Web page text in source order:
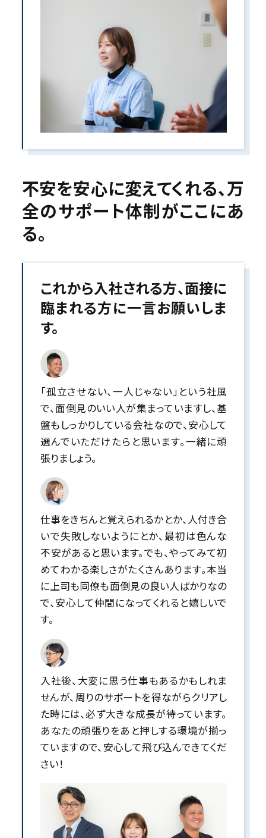
不安を安心に変えてくれる、万
全のサポート体制がここにあ
る。
これから入社される方、面接に
臨まれる方に一言お願いしま
す。
「孤立させない、一人じゃない」という社風
で、面倒見のいい人が集まっていますし、基
盤もしっかりしている会社なので、安心して
選んでいただけたらと思います。一緒に頑
張りましょう。
仕事をきちんと覚えられるかとか、人付き合
いで失敗しないようにとか、最初は色んな
不安があると思います。でも、やってみて初
めてわかる楽しさがたくさんあります。本当
に上司も同僚も面倒見の良い人ばかりなの
で、安心して仲間になってくれると嬉しいで
す。
入社後、大変に思う仕事もあるかもしれま
せんが、周りのサポートを得ながらクリアし
た時には、必ず大きな成長が待っています。
あなたの頑張りをあと押しする環境が揃っ
ていますので、安心して飛び込んできてくだ
さい！